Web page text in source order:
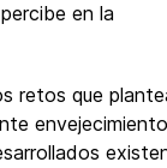
en la
retos que